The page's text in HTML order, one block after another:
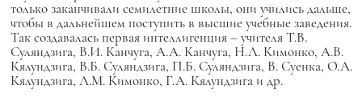
только заканчивали семилетние школы, они учились дальше,
чтобы в дальнейшем поступить в высшие учебные заведения.
Так создавалась первая интеллигенция – учителя Т.В.
Суляндзига, В.И. Канчуга, А.А. Канчуга, Н.Л. Кимонко, А.В.
Кялундзига, В.Б. Суляндзига, П.Б. Суляндзига, В. Суенка, О.А.
Кялундзига, Л.М. Кимонко, Г.А. Кялундзига и др.